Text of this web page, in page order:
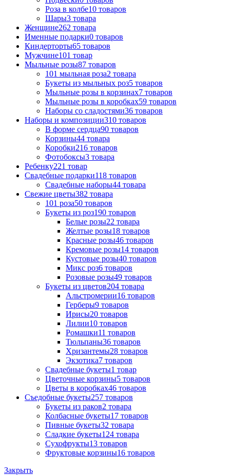
Роза в колбе10 товаров
Шары3 товара
Женщине262 товара
Именные подарки0 товаров
Киндерторты65 товаров
Мужчине101 товар
Мыльные розы87 товаров
101 мыльная роза2 товара
Букеты из мыльных роз5 товаров
Мыльные розы в корзинах7 товаров
Мыльные розы в коробках59 товаров
Наборы со сладостями36 товаров
Наборы и композиции310 товаров
В форме сердца90 товаров
Корзины44 товара
Коробки216 товаров
Фотобоксы3 товара
Ребенку221 товар
Свадебные подарки118 товаров
Свадебные наборы44 товара
Свежие цветы382 товара
101 роза50 товаров
Букеты из роз190 товаров
Белые розы22 товара
Желтые розы18 товаров
Красные розы46 товаров
Кремовые розы14 товаров
Кустовые розы40 товаров
Микс роз6 товаров
Розовые розы49 товаров
Букеты из цветов204 товара
Альстромерии16 товаров
Герберы9 товаров
Ириcы20 товаров
Лилии10 товаров
Ромашки11 товаров
Тюльпаны36 товаров
Хризантемы28 товаров
Экзотика7 товаров
Свадебные букеты1 товар
Цветочные корзины5 товаров
Цветы в коробках46 товаров
Съедобные букеты257 товаров
Букеты из раков2 товара
Колбасные букеты17 товаров
Пивные букеты32 товара
Сладкие букеты124 товара
Сухофрукты13 товаров
Фруктовые корзины16 товаров
Закрыть